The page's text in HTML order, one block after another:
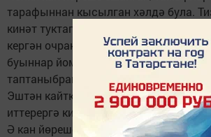
тарафыннан кысылган хәл­дә була.
кинәт туктап калырга ярамый.
кергән очракта да, уты­рыр урын
буыннар йомшара), 5-10 минут
таптаныбрак басып торыгыз.
Эштән кайткач аякларыгызны
иттерергә кирәк.
Ә кан йөреше тоткарланган оч­ракта